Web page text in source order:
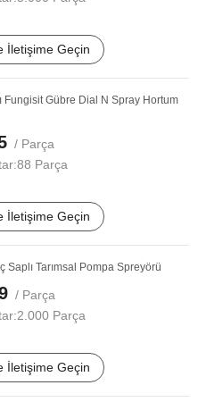
İletişime Geçin
Fungisit Gübre Dial N Spray Hortum
/ Parça
88 Parça
İletişime Geçin
Saplı Tarımsal Pompa Spreyörü
/ Parça
2.000 Parça
İletişime Geçin